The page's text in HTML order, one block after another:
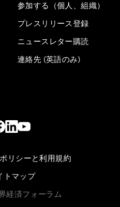
参加する（個人、組織）
プレスリリース登録
ニュースレター購読
連絡先 (英語のみ)
リシーと利用規約
トマップ
経済フォーラム